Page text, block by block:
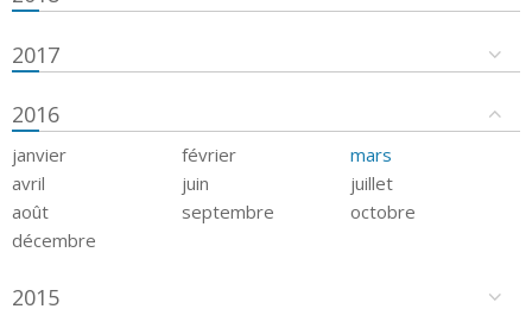
2017
2016
janvier février
mars
avril
juin
juillet
août
septembre
octobre
décembre
2015